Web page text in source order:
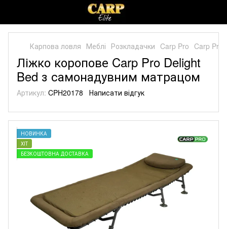
Карпова ловля Меблі Розкладачки Carp Pro Carp Pro
Ліжко коропове Carp Pro Delight
Bed з самонадувним матрацом
Артикул: CPH20178 Написати відгук
НОВИНКА
ХІТ
БЕЗКОШТОВНА ДОСТАВКА